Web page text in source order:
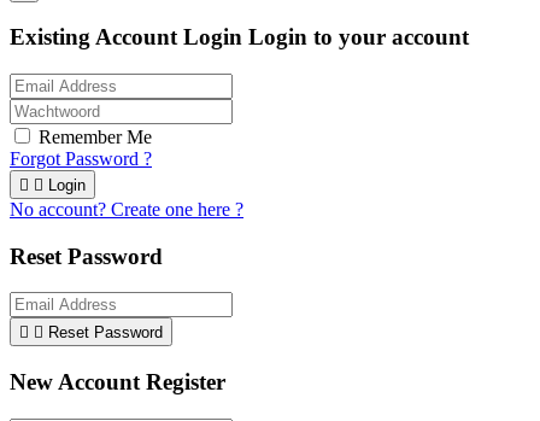
Existing Account Login Login to your account
Remember Me
Forgot Password ?
  Login
No account? Create one here ?
Reset Password
  Reset Password
New Account Register